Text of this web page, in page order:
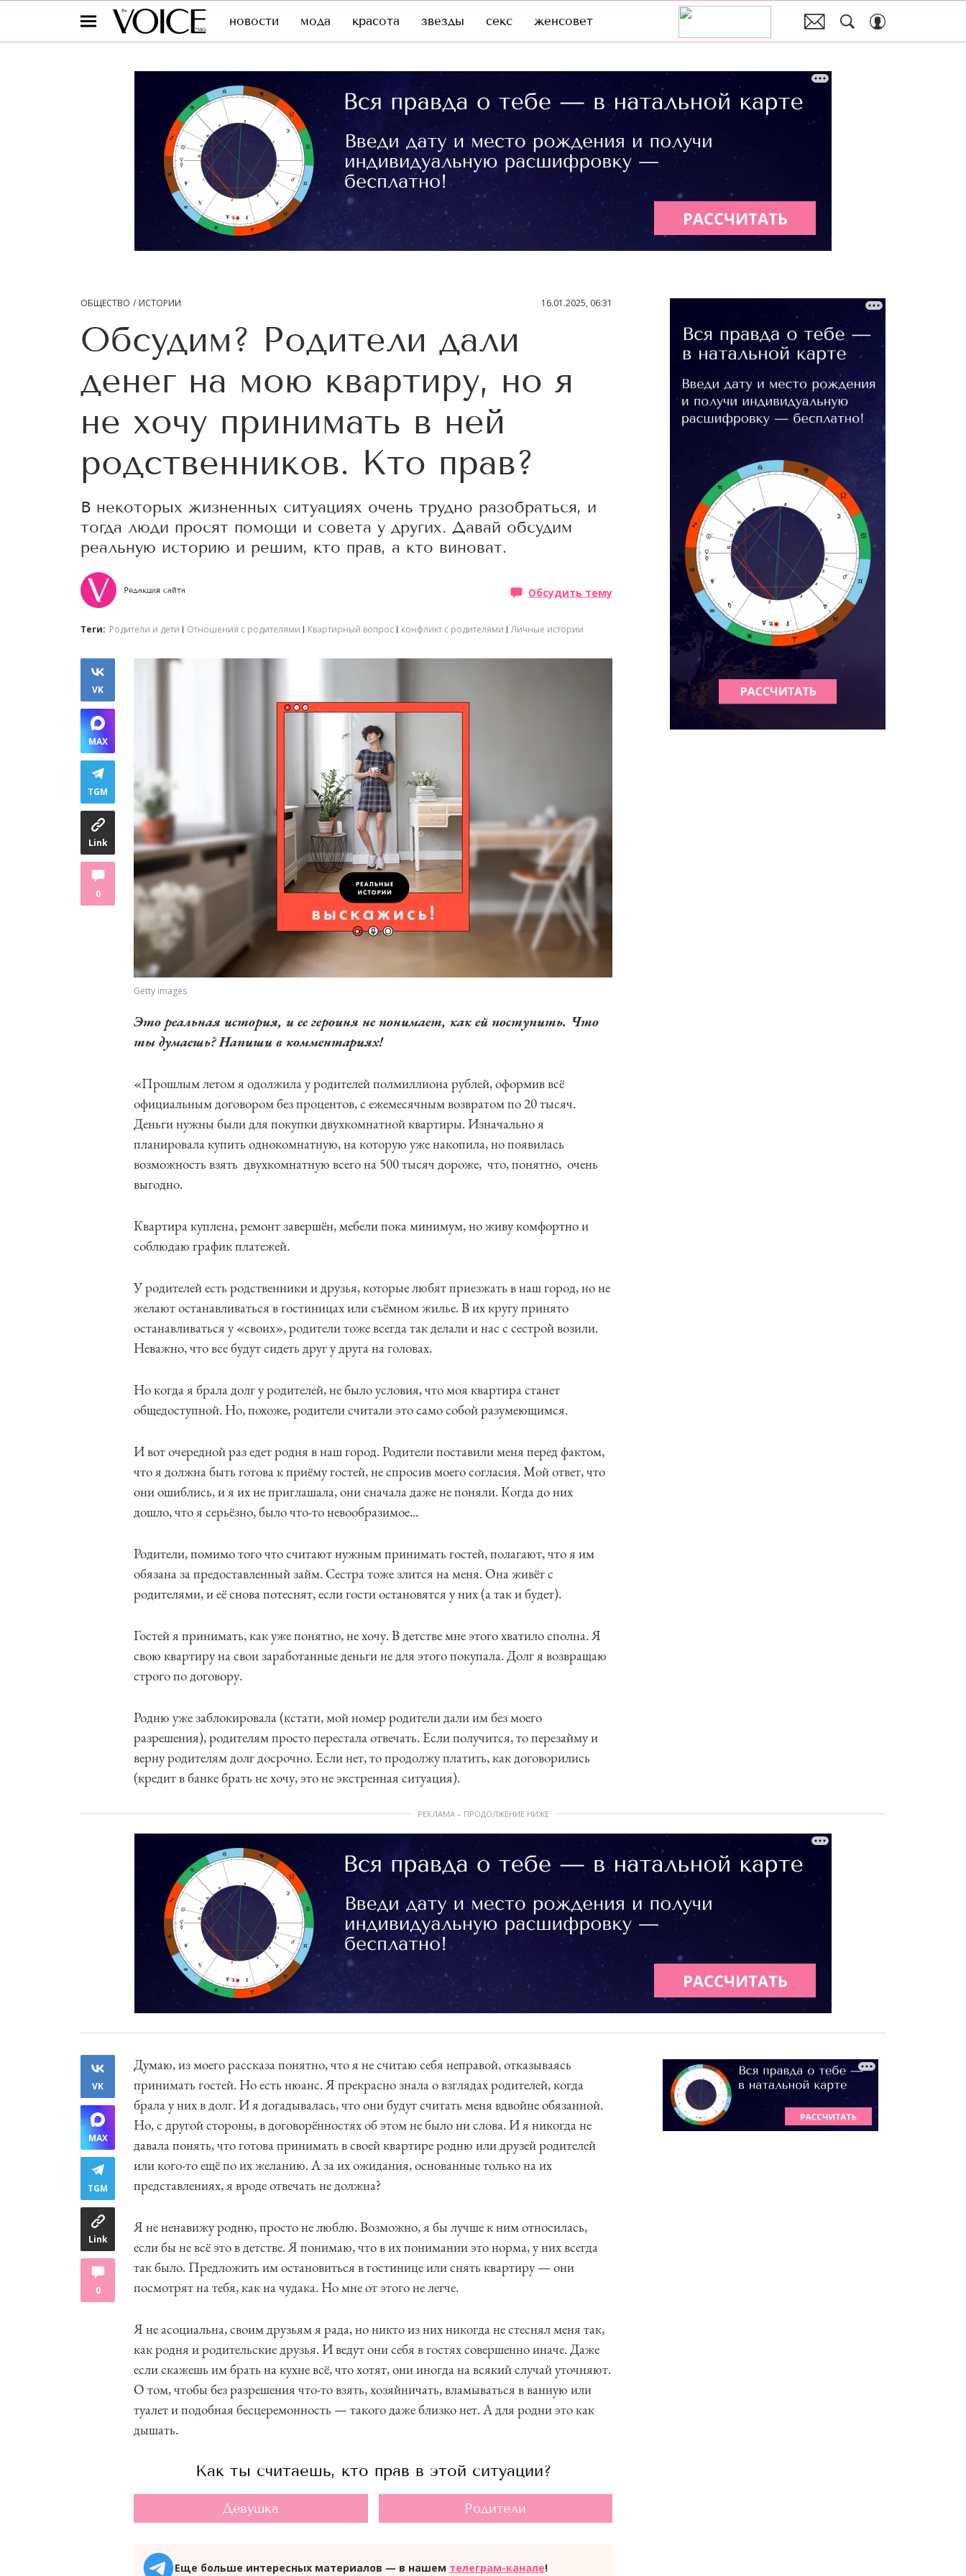
новости мода красота звезды секс женсовет
ОБЩЕСТВО ИСТОРИИ 16.01.2025, 06:31
Обсудим? Родители дали
денег на мою квартиру, но я
не хочу принимать в ней
родственников. Кто прав?
В некоторых жизненных ситуациях очень трудно разобраться, и
тогда люди просят помощи и совета у других. Давай обсудим
реальную историю и решим, кто прав, а кто виноват.
Редакция сайта Обсудить тему
Теги: Родители и дети Отношения с родителями Квартирный вопрос конфликт с родителями Личные истории
VK
MAX
TGM
Link
0
Getty images
Это реальная история, и ее героиня не понимает, как ей поступить. Что
ты думаешь? Напиши в комментариях!
«Прошлым летом я одолжила у родителей полмиллиона рублей, оформив всё
официальным договором без процентов, с ежемесячным возвратом по 20 тысяч.
Деньги нужны были для покупки двухкомнатной квартиры. Изначально я
планировала купить однокомнатную, на которую уже накопила, но появилась
возможность взять двухкомнатную всего на 500 тысяч дороже, что, понятно, очень
выгодно.
Квартира куплена, ремонт завершён, мебели пока минимум, но живу комфортно и
соблюдаю график платежей.
У родителей есть родственники и друзья, которые любят приезжать в наш город, но не
желают останавливаться в гостиницах или съёмном жилье. В их кругу принято
останавливаться у «своих», родители тоже всегда так делали и нас с сестрой возили.
Неважно, что все будут сидеть друг у друга на головах.
Но когда я брала долг у родителей, не было условия, что моя квартира станет
общедоступной. Но, похоже, родители считали это само собой разумеющимся.
И вот очередной раз едет родня в наш город. Родители поставили меня перед фактом,
что я должна быть готова к приёму гостей, не спросив моего согласия. Мой ответ, что
они ошиблись, и я их не приглашала, они сначала даже не поняли. Когда до них
дошло, что я серьёзно, было что-то невообразимое...
Родители, помимо того что считают нужным принимать гостей, полагают, что я им
обязана за предоставленный займ. Сестра тоже злится на меня. Она живёт с
родителями, и её снова потеснят, если гости остановятся у них (а так и будет).
Гостей я принимать, как уже понятно, не хочу. В детстве мне этого хватило сполна. Я
свою квартиру на свои заработанные деньги не для этого покупала. Долг я возвращаю
строго по договору.
Родню уже заблокировала (кстати, мой номер родители дали им без моего
разрешения), родителям просто перестала отвечать. Если получится, то перезайму и
верну родителям долг досрочно. Если нет, то продолжу платить, как договорились
(кредит в банке брать не хочу, это не экстренная ситуация).
РЕКЛАМА – ПРОДОЛЖЕНИЕ НИЖЕ
VK
MAX
TGM
Link
0
Думаю, из моего рассказа понятно, что я не считаю себя неправой, отказываясь
принимать гостей. Но есть нюанс. Я прекрасно знала о взглядах родителей, когда
брала у них в долг. И я догадывалась, что они будут считать меня вдвойне обязанной.
Но, с другой стороны, в договорённостях об этом не было ни слова. И я никогда не
давала понять, что готова принимать в своей квартире родню или друзей родителей
или кого-то ещё по их желанию. А за их ожидания, основанные только на их
представлениях, я вроде отвечать не должна?
Я не ненавижу родню, просто не люблю. Возможно, я бы лучше к ним относилась,
если бы не всё это в детстве. Я понимаю, что в их понимании это норма, у них всегда
так было. Предложить им остановиться в гостинице или снять квартиру — они
посмотрят на тебя, как на чудака. Но мне от этого не легче.
Я не асоциальна, своим друзьям я рада, но никто из них никогда не стеснял меня так,
как родня и родительские друзья. И ведут они себя в гостях совершенно иначе. Даже
если скажешь им брать на кухне всё, что хотят, они иногда на всякий случай уточняют.
О том, чтобы без разрешения что-то взять, хозяйничать, вламываться в ванную или
туалет и подобная бесцеремонность — такого даже близко нет. А для родни это как
дышать.
Как ты считаешь, кто прав в этой ситуации?
Девушка Родители
Еще больше интересных материалов — в нашем телеграм-канале!